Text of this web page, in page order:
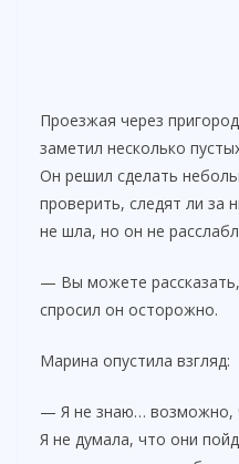
Проезжая через
заметил несколько
Он решил сделать
проверить, следят ли за
не шла, но он не
— Вы можете
спросил он осторожно.
Марина опустила взгляд:
— Я не знаю… возможно,
Я не думала, что они